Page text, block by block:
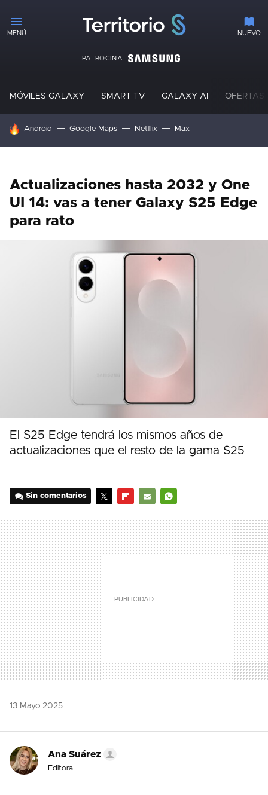
PATROCINA
MENÚ NUEVO
MÓVILES GALAXY SMART TV GALAXY AI OFERTAS
HOY SE HABLA DE
Android Google Maps Netflix Max
Actualizaciones hasta 2032 y One
UI 14: vas a tener Galaxy S25 Edge
para rato
El S25 Edge tendrá los mismos años de
actualizaciones que el resto de la gama S25
Sin comentarios
MAIL
13 Mayo 2025
Ana Suárez
Editora